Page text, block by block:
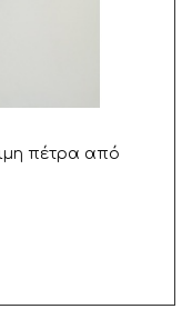
πέτρα από